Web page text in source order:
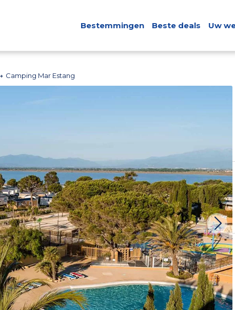
Bestemmingen Beste deals Uw
Camping Mar Estang